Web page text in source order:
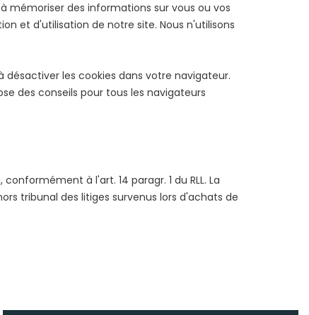
mémoriser des informations sur vous ou vos
et d'utilisation de notre site. Nous n'utilisons
les cookies dans votre navigateur.
des conseils pour tous les navigateurs
à l'art. 14 paragr. 1 du RLL. La
tribunal des litiges survenus lors d'achats de